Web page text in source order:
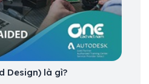
Design) là gì?